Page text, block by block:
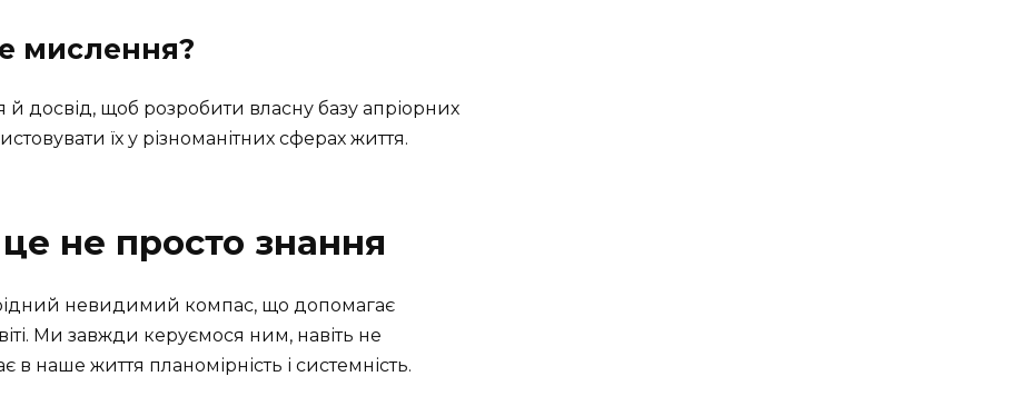
мислення?
досвід, щоб розробити власну базу апріорних
їх у різноманітних сферах життя.
не просто знання
невидимий компас, що допомагає
Ми завжди керуємося ним, навіть не
наше життя планомірність і системність.